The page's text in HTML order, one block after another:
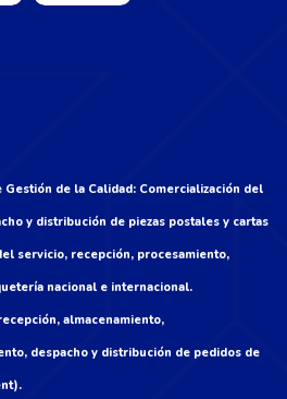
de la Calidad: Comercialización del
y distribución de piezas postales y cartas
servicio, recepción, procesamiento,
nacional e internacional.
almacenamiento,
despacho y distribución de pedidos de